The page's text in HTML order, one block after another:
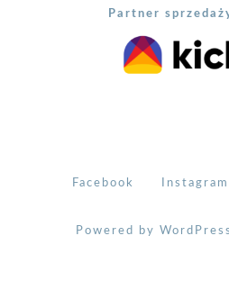
Partner
Facebook Instagram
Powered by WordPress